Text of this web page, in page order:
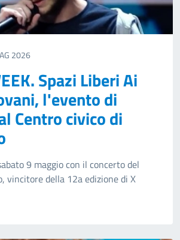
2026
Spazi Liberi Ai
l'evento di
Centro civico di
9 maggio con il concerto del
vincitore della 12a edizione di X